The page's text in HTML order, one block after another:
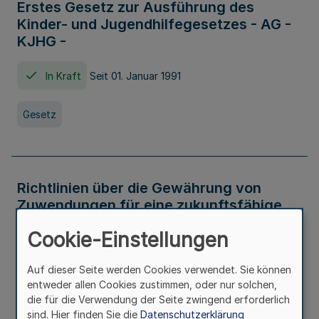
Erstes Gesetz zur Ausführung des
Kinder- und Jugendhilfegesetzes - AG -
KJHG -
In Kraft Seit 01. Januar 1991
Gesetz
Richtlinien über die Gewährung von
Zuwendungen für eine zukunftsfähige
Nordrhein-Westfalen
In Kraft
Verwaltungsvorschrift
Cookie-Einstellungen
Auf dieser Seite werden Cookies verwendet. Sie können
entweder allen Cookies zustimmen, oder nur solchen,
die für die Verwendung der Seite zwingend erforderlich
sind. Hier finden Sie die Datenschutzerklärung